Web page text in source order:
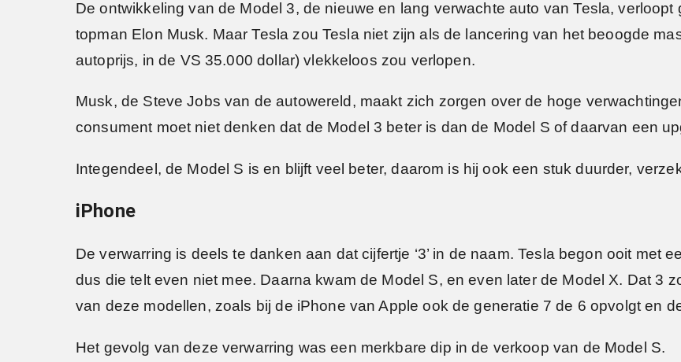
De ontwikkeling van de Model 3, de nieuwe en lang verwachte auto van Tesla,
topman Elon Musk. Maar Tesla zou Tesla niet zijn als de lancering van het beoogde
autoprijs, in de VS 35.000 dollar) vlekkeloos zou verlopen.
Musk, de Steve Jobs van de autowereld, maakt zich zorgen over de hoge
consument moet niet denken dat de Model 3 beter is dan de Model S of daarvan een
Integendeel, de Model S is en blijft veel beter, daarom is hij ook een stuk duurder,
iPhone
De verwarring is deels te danken aan dat cijfertje ‘3’ in de naam. Tesla begon ooit met
dus die telt even niet mee. Daarna kwam de Model S, en even later de Model X. Dat 3
van deze modellen, zoals bij de iPhone van Apple ook de generatie 7 de 6 opvolgt en
Het gevolg van deze verwarring was een merkbare dip in de verkoop van de Model S.